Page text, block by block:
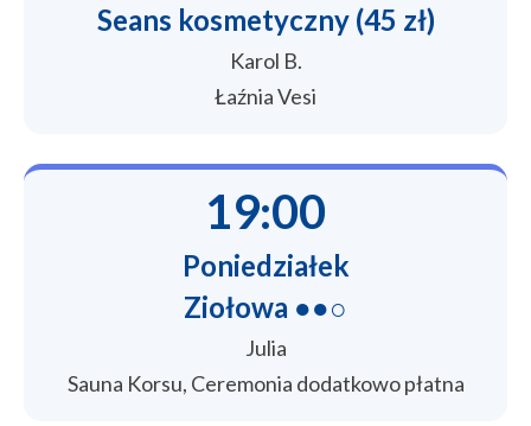
Seans kosmetyczny (45 zł)
Karol B.
Łaźnia Vesi
19:00
Poniedziałek
Ziołowa ●●○
Julia
Sauna Korsu, Ceremonia dodatkowo płatna